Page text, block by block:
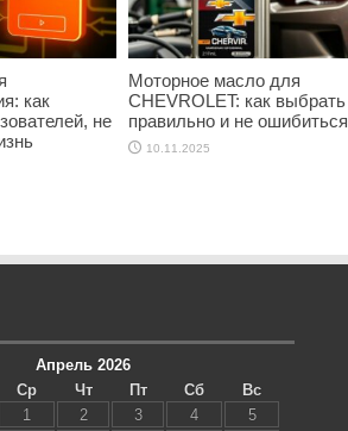
как
не
Моторное масло для
CHEVROLET: как выбрать
правильно и не ошибиться
10.11.2025
Апрель 2026
Ср Чт Пт Сб
Вс
1
2 3 4 5